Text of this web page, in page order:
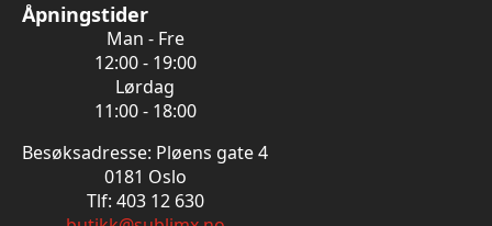
Åpningstider
Man - Fre
12:00 - 19:00
Lørdag
11:00 - 18:00
Besøksadresse: Pløens gate 4
0181 Oslo
Tlf: 403 12 630